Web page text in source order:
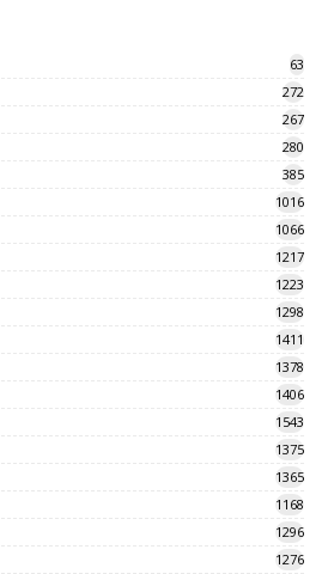
63
272
267
280
385
1016
1066
1217
1223
1298
1411
1378
1406
1543
1375
1365
1168
1296
1276